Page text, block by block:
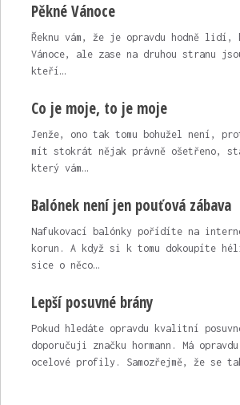
Pěkné Vánoce
Řeknu vám, že je opravdu hodně
Vánoce, ale zase na druhou stranu
kteří…
Co je moje, to je moje
Jenže, ono tak tomu bohužel není,
mít stokrát nějak právně ošetřeno,
který vám…
Balónek není jen pouťová zábava
Nafukovací balónky pořídíte na
korun. A když si k tomu dokoupíte
sice o něco…
Lepší posuvné brány
Pokud hledáte opravdu kvalitní
doporučuji značku hormann. Má
ocelové profily. Samozřejmě, že se